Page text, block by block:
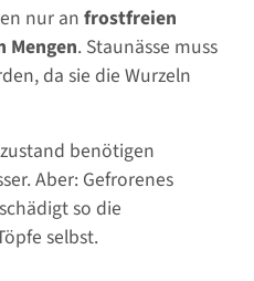
nur an frostfreien
Mengen. Staunässe muss
da sie die Wurzeln
benötigen
Aber: Gefrorenes
so die
selbst.